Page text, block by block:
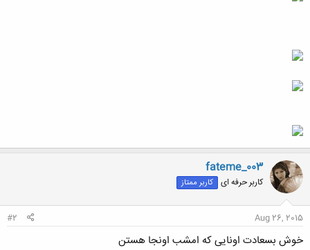
fateme_003
کاربر حرفه ای کاربر ممتاز
Aug 26, 2015
#2
خوش بسعادت اونایی که امشب اونجا هستن